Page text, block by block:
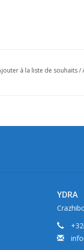
à la liste de souhaits/
YDRA